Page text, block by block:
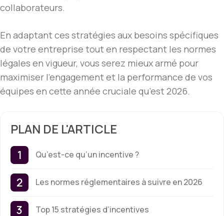
collaborateurs.
En adaptant ces stratégies aux besoins spécifiques
de votre entreprise tout en respectant les normes
légales en vigueur, vous serez mieux armé pour
maximiser l’engagement et la performance de vos
équipes en cette année cruciale qu’est 2026.
PLAN DE L'ARTICLE
Qu’est-ce qu’un incentive ?
Les normes réglementaires à suivre en 2026
Top 15 stratégies d’incentives